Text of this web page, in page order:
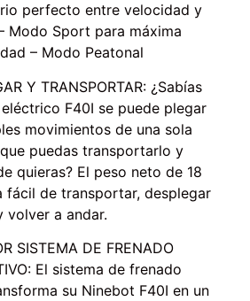
perfecto entre velocidad y
Modo Sport para máxima
– Modo Peatonal
Y TRANSPORTAR: ¿Sabías
F40I se puede plegar
movimientos de una sola
puedas transportarlo y
quieras? El peso neto de 18
fácil de transportar, desplegar
volver a andar.
SISTEMA DE FRENADO
El sistema de frenado
su Ninebot F40I en un